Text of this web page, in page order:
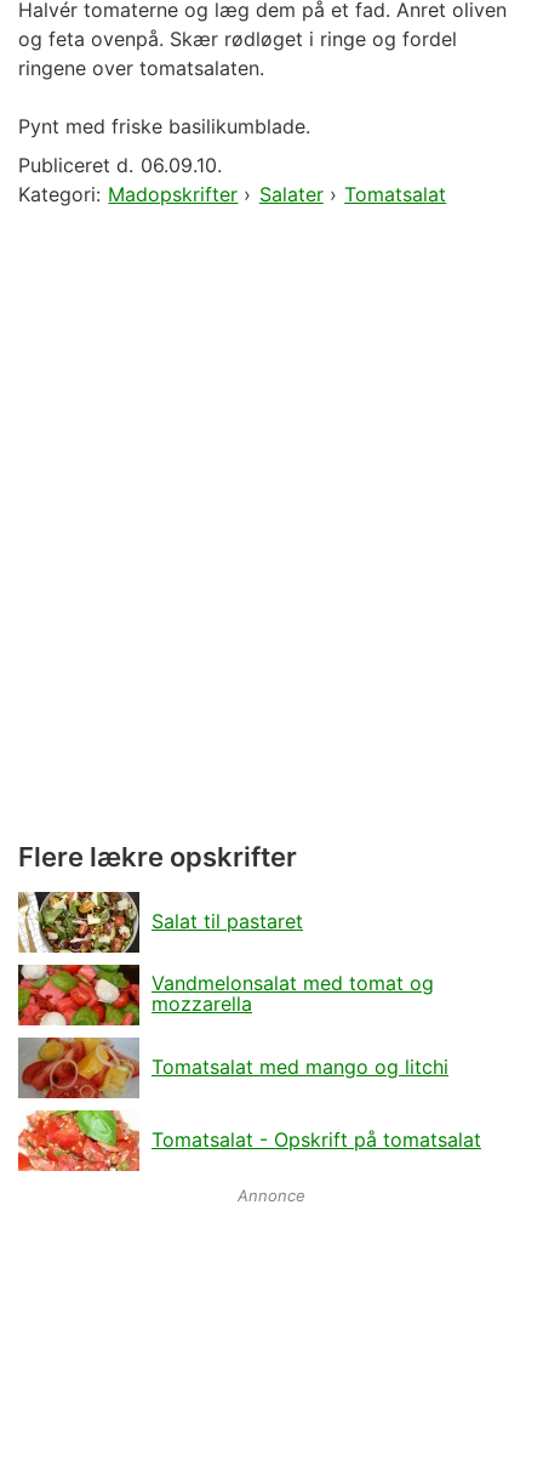
Halvér tomaterne og læg dem på et fad. Anret oliven
og feta ovenpå. Skær rødløget i ringe og fordel
ringene over tomatsalaten.
Pynt med friske basilikumblade.
Publiceret d. 06.09.10.
Kategori: Madopskrifter › Salater› Tomatsalat
Flere lækre opskrifter
Salat til pastaret
Vandmelonsalat med tomat og
mozzarella
Tomatsalat med mango og litchi
Tomatsalat - Opskrift på tomatsalat
Annonce